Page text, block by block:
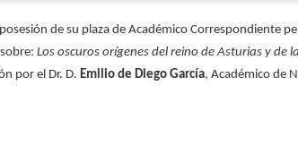
de su plaza de Académico Correspondiente
Los oscuros orígenes del reino de Asturias y de
por el Dr. D. Emilio de Diego García, Académico de